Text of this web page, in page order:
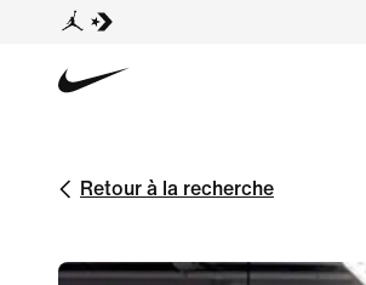
Retour à la recherche